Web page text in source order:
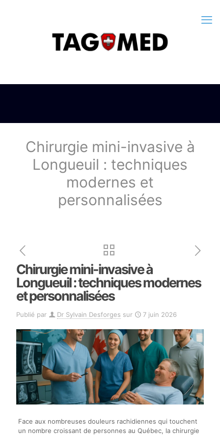
Chirurgie mini-invasive à
Longueuil : techniques
modernes et
personnalisées
Chirurgie mini-invasive à
Longueuil : techniques modernes
et personnalisées
Publié par Dr Sylvain Desforges sur 7 juin 2026
Face aux nombreuses douleurs rachidiennes qui touchent
un nombre croissant de personnes au Québec, la chirurgie